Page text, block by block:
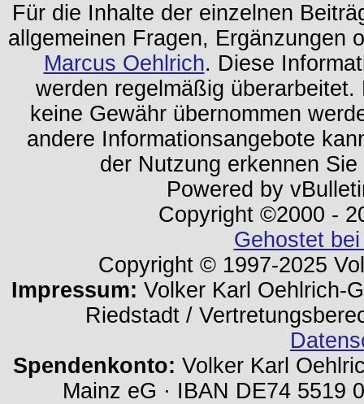
Für die Inhalte der einzelnen
allgemeinen Fragen, Ergänzungen
Marcus Oehlrich. Diese
werden regelmäßig
keine Gewähr übernommen
andere Informationsangebote
der Nutzung erkennen
Powered by
Copyright ©2000 -
Gehostet
Copyright © 1997-2025
Impressum: Volker Karl Oehlrich-
Riedstadt /
Spendenkonto: Volker Karl
Mainz eG · IBAN DE74 5519